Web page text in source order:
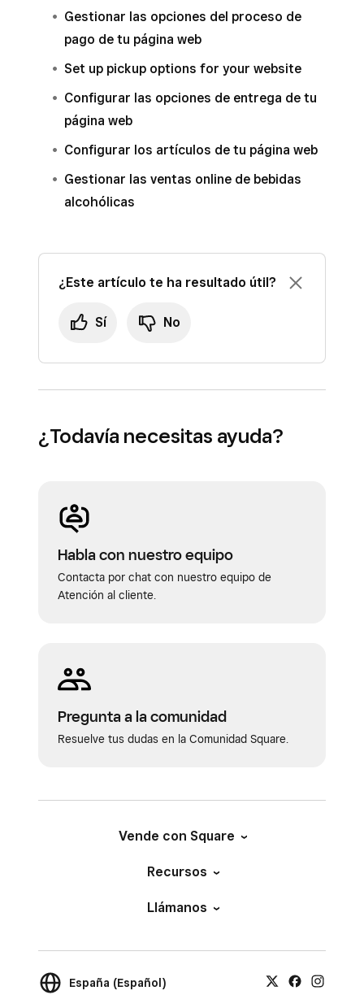
Gestionar las opciones del proceso de
pago de tu página web
Set up pickup options for your website
Configurar las opciones de entrega de tu
página web
Configurar los artículos de tu página web
Gestionar las ventas online de bebidas
alcohólicas
¿Este artículo te ha resultado útil?
Sí No
¿Todavía necesitas ayuda?
Habla con nuestro equipo
Contacta por chat con nuestro equipo de
Atención al cliente.
Pregunta a la comunidad
Resuelve tus dudas en la Comunidad Square.
Vende con Square
Recursos
Llámanos
España (Español)